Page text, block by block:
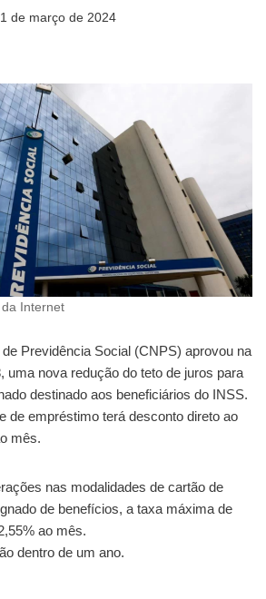
1 de março de 2024
da Internet
Previdência Social (CNPS) aprovou na
uma nova redução do teto de juros para
destinado aos beneficiários do INSS.
de empréstimo terá desconto direto ao
mês.
nas modalidades de cartão de
de benefícios, a taxa máxima de
ao mês.
dentro de um ano.